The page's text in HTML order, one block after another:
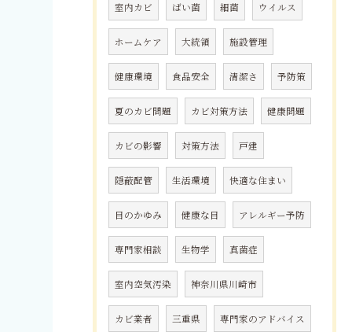
室内カビ ばい菌 細菌 ウイルス
ホームケア 大統領 施設管理
健康環境 食品安全 清潔さ 予防策
夏のカビ問題 カビ対策方法 健康問題
カビの影響 対策方法 戸建
隠蔽配管 生活環境 快適な住まい
目のかゆみ 健康な目 アレルギー予防
専門家相談 生物学 真菌症
室内空気汚染 神奈川県川崎市
カビ業者 三重県 専門家のアドバイス